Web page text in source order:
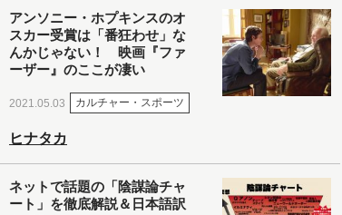
アンソニー・ホプキンスのオ
スカー受賞は「番狂わせ」な
んかじゃない！ 映画『ファ
ーザー』のここが凄い
2021.05.03 カルチャー・スポーツ
ヒナタカ
ネットで話題の「陰謀論チャ
ート」を徹底解説＆日本語訳